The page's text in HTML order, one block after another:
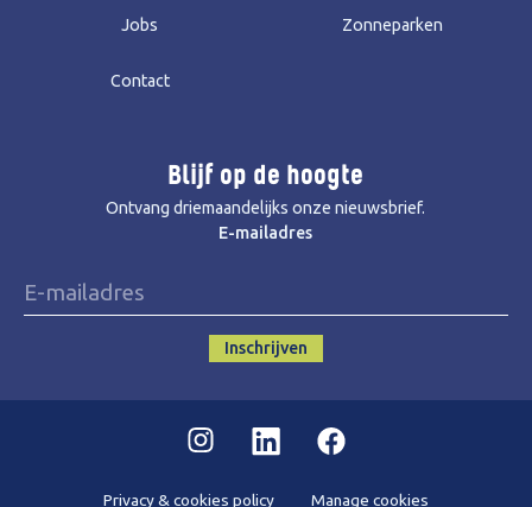
Jobs
Contact
Zonneparken
Blijf op de hoogte
Ontvang driemaandelijks onze nieuwsbrief.
E-mailadres
Inschrijven
Privacy & cookies policy Manage cookies